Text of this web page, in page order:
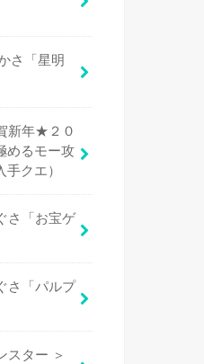
さ「星明
新年★２０
めるモー攻
クエ）
さ「お宝ゲ
さ「パルプ
スター ＞